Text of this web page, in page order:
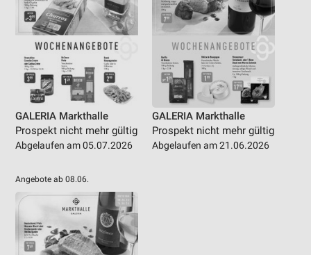
GALERIA Markthalle
Prospekt nicht mehr gültig
Abgelaufen am 05.07.2026
GALERIA Markthalle
Prospekt nicht mehr gültig
Abgelaufen am 21.06.2026
Angebote ab 08.06.